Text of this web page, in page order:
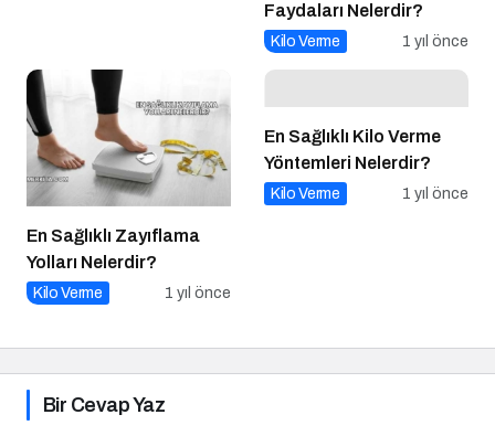
Faydaları Nelerdir?
Kilo Verme 1 yıl önce
En Sağlıklı Zayıflama
Yolları Nelerdir?
Kilo Verme 1 yıl önce
En Sağlıklı Kilo Verme
Yöntemleri Nelerdir?
Kilo Verme 1 yıl önce
Bir Cevap Yaz